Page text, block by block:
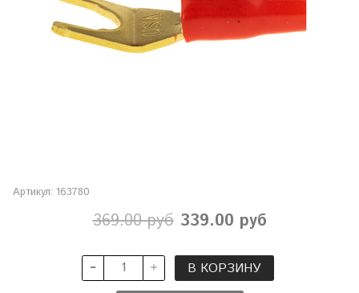
Артикул: 163780
369.00 руб 339.00 руб
В КОРЗИНУ